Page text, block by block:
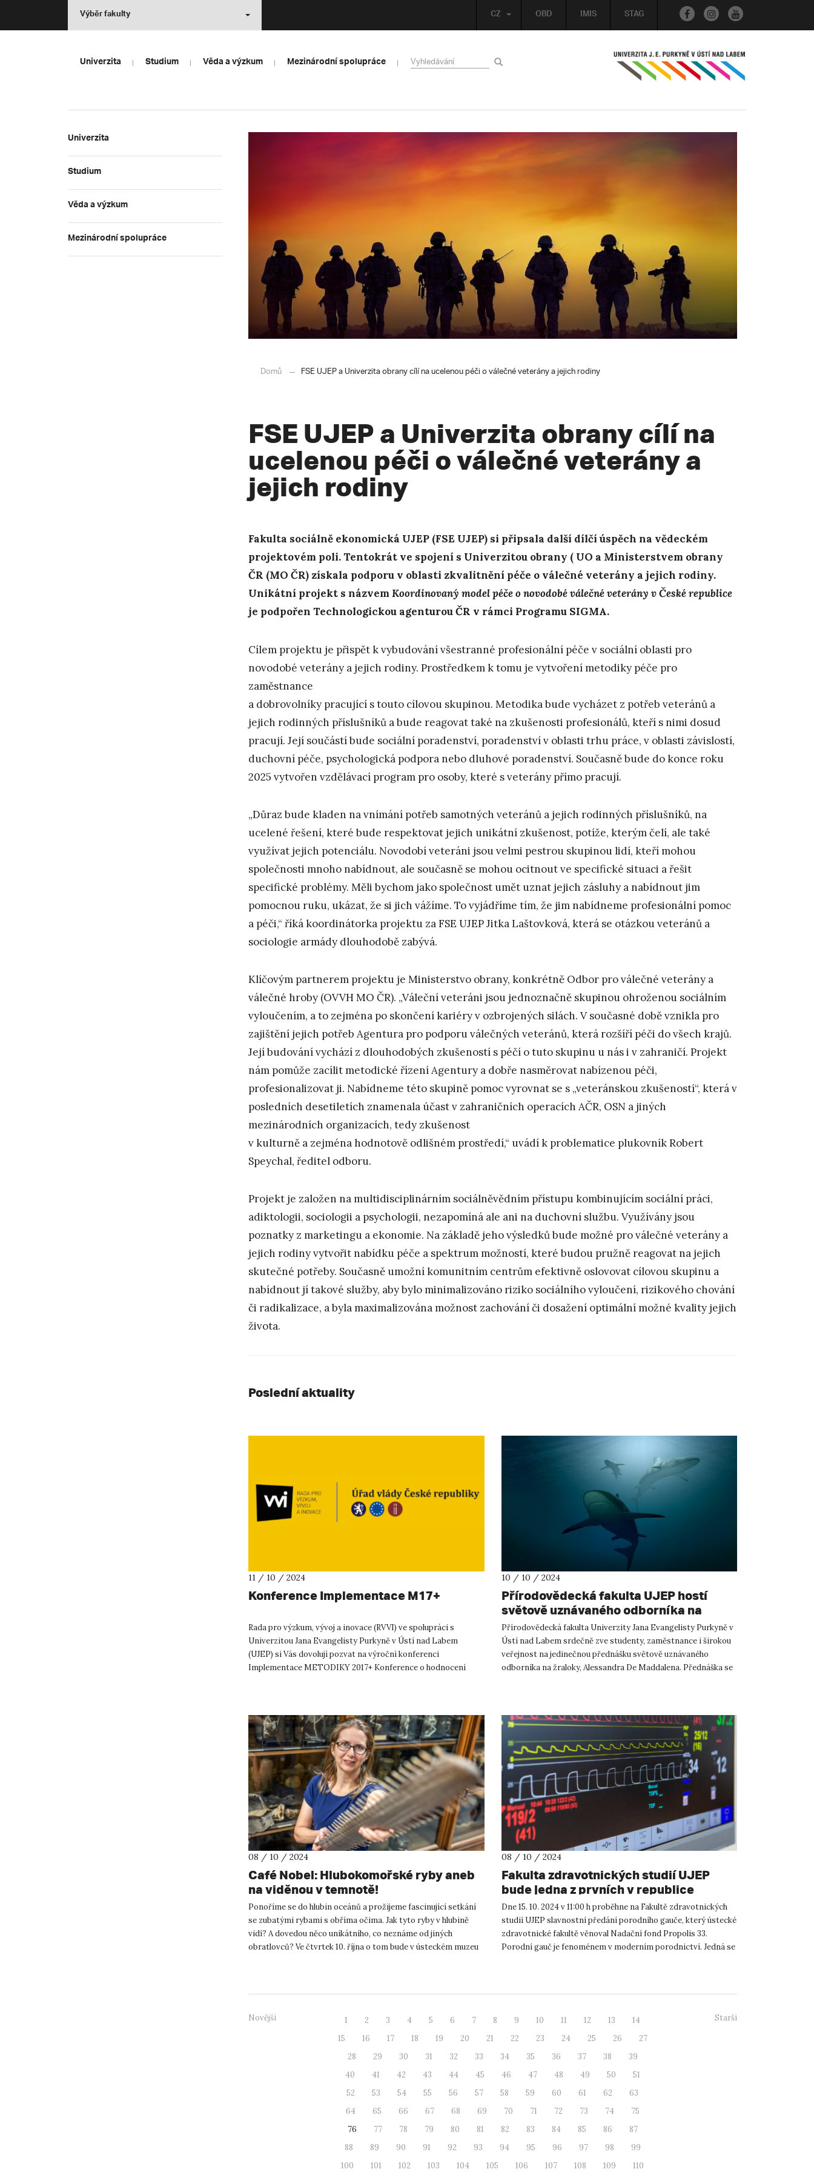
OBD IMIS STAG
CZ
Výběr fakulty
Univerzita Studium Věda a výzkum Mezinárodní spolupráce
Univerzita
Studium
Věda a výzkum
Mezinárodní spolupráce
Domů FSE UJEP a Univerzita obrany cílí na ucelenou péči o válečné veterány a jejich rodiny
FSE UJEP a Univerzita obrany cílí na
ucelenou péči o válečné veterány a
jejich rodiny
Fakulta sociálně ekonomická UJEP (FSE UJEP) si připsala další dílčí úspěch na vědeckém
projektovém poli. Tentokrát ve spojení s Univerzitou obrany ( UO a Ministerstvem obrany
ČR (MO ČR) získala podporu v oblasti zkvalitnění péče o válečné veterány a jejich rodiny.
Unikátní projekt s názvem Koordinovaný model péče o novodobé válečné veterány v České republice
je podpořen Technologickou agenturou ČR v rámci Programu SIGMA.
Cílem projektu je přispět k vybudování všestranné profesionální péče v sociální oblasti pro
novodobé veterány a jejich rodiny. Prostředkem k tomu je vytvoření metodiky péče pro
zaměstnance
a dobrovolníky pracující s touto cílovou skupinou. Metodika bude vycházet z potřeb veteránů a
jejich rodinných příslušníků a bude reagovat také na zkušenosti profesionálů, kteří s nimi dosud
pracují. Její součástí bude sociální poradenství, poradenství v oblasti trhu práce, v oblasti závislostí,
duchovní péče, psychologická podpora nebo dluhové poradenství. Současně bude do konce roku
2025 vytvořen vzdělávací program pro osoby, které s veterány přímo pracují.
„Důraz bude kladen na vnímání potřeb samotných veteránů a jejich rodinných příslušníků, na
ucelené řešení, které bude respektovat jejich unikátní zkušenost, potíže, kterým čelí, ale také
využívat jejich potenciálu. Novodobí veteráni jsou velmi pestrou skupinou lidí, kteří mohou
společnosti mnoho nabídnout, ale současně se mohou ocitnout ve specifické situaci a řešit
specifické problémy. Měli bychom jako společnost umět uznat jejich zásluhy a nabídnout jim
pomocnou ruku, ukázat, že si jich vážíme. To vyjádříme tím, že jim nabídneme profesionální pomoc
a péči,“ říká koordinátorka projektu za FSE UJEP Jitka Laštovková, která se otázkou veteránů a
sociologie armády dlouhodobě zabývá.
Klíčovým partnerem projektu je Ministerstvo obrany, konkrétně Odbor pro válečné veterány a
válečné hroby (OVVH MO ČR). „Váleční veteráni jsou jednoznačně skupinou ohroženou sociálním
vyloučením, a to zejména po skončení kariéry v ozbrojených silách. V současné době vznikla pro
zajištění jejich potřeb Agentura pro podporu válečných veteránů, která rozšíří péči do všech krajů.
Její budování vychází z dlouhodobých zkušeností s péčí o tuto skupinu u nás i v zahraničí. Projekt
nám pomůže zacílit metodické řízení Agentury a dobře nasměrovat nabízenou péči,
profesionalizovat ji. Nabídneme této skupině pomoc vyrovnat se s „veteránskou zkušeností“, která v
posledních desetiletích znamenala účast v zahraničních operacích AČR, OSN a jiných
mezinárodních organizacích, tedy zkušenost
v kulturně a zejména hodnotově odlišném prostředí,“ uvádí k problematice plukovník Robert
Speychal, ředitel odboru.
Projekt je založen na multidisciplinárním sociálněvědním přístupu kombinujícím sociální práci,
adiktologii, sociologii a psychologii, nezapomíná ale ani na duchovní službu. Využívány jsou
poznatky z marketingu a ekonomie. Na základě jeho výsledků bude možné pro válečné veterány a
jejich rodiny vytvořit nabídku péče a spektrum možností, které budou pružně reagovat na jejich
skutečné potřeby. Současně umožní komunitním centrům efektivně oslovovat cílovou skupinu a
nabídnout jí takové služby, aby bylo minimalizováno riziko sociálního vyloučení, rizikového chování
či radikalizace, a byla maximalizována možnost zachování či dosažení optimální možné kvality jejich
života.
Poslední aktuality
11 / 10 / 2024
Konference Implementace M17+
Rada pro výzkum, vývoj a inovace (RVVI) ve spolupráci s
Univerzitou Jana Evangelisty Purkyně v Ústí nad Labem
(UJEP) si Vás dovolují pozvat na výroční konferenci
Implementace METODIKY 2017+ Konference o hodnocení
10 / 10 / 2024
Přírodovědecká fakulta UJEP hostí
světově uznávaného odborníka na
žraloky Alessandra De Maddalena
Přírodovědecká fakulta Univerzity Jana Evangelisty Purkyně v
Ústí nad Labem srdečně zve studenty, zaměstnance i širokou
veřejnost na jedinečnou přednášku světově uznávaného
odborníka na žraloky, Alessandra De Maddalena. Přednáška se
08 / 10 / 2024
Café Nobel: Hlubokomořské ryby aneb
na viděnou v temnotě!
Ponoříme se do hlubin oceánů a prožijeme fascinující setkání
se zubatými rybami s obříma očima. Jak tyto ryby v hlubině
vidí? A dovedou něco unikátního, co neznáme od jiných
obratlovců? Ve čtvrtek 10. října o tom bude v ústeckém muzeu
08 / 10 / 2024
Fakulta zdravotnických studií UJEP
bude jedna z prvních v republice
využívat k výuce porodní gauč
Dne 15. 10. 2024 v 11:00 h proběhne na Fakultě zdravotnických
studií UJEP slavnostní předání porodního gauče, který ústecké
zdravotnické fakultě věnoval Nadační fond Propolis 33.
Porodní gauč je fenoménem v moderním porodnictví. Jedná se
Novější 1 2 3 4 5 6 7 8 9 10 11 12 13
14
15
16 17 18 19 20 21 22 23 24 25 26
27
28
29 30 31 32 33 34 35 36 37 38
39
40
41 42 43 44 45 46 47 48 49 50
51
52
53 54 55 56 57 58 59 60 61 62
63
64
65 66 67 68 69 70 71 72 73 74
75
76
77 78 79 80 81 82 83 84 85 86
87
88
89 90 91 92 93 94 95 96 97 98
99
100
101 102 103 104 105 106 107 108 109 110
Starší